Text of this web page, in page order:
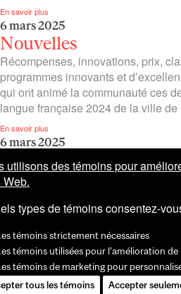
En savoir plus
6 mars 2025
Nouvelles
Récompenses, innovations, prix,
programmes innovants et
qui ont animé la communauté ces
langue française 2024 de la ville de
En savoir plus
6 mars 2025
Évènements
Visite attendue, ateliers sur les
français. Voyez les évènements
1 2 3 … 10
utilisons des témoins pour
types de témoins consentez-
témoins strictement nécessaires
témoins utilisées pour l'amélioration
témoins de marketing pour
tous les témoins
Accepter